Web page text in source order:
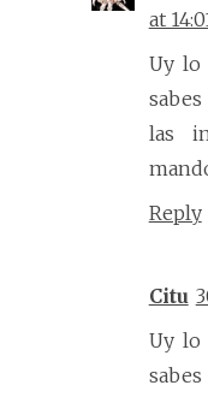
at
Uy lo
las
Reply
Citu
Uy lo